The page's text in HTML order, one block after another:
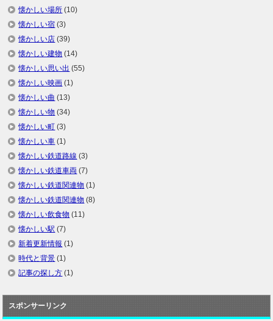
懐かしい場所 (10)
懐かしい宿 (3)
懐かしい店 (39)
懐かしい建物 (14)
懐かしい思い出 (55)
懐かしい映画 (1)
懐かしい曲 (13)
懐かしい物 (34)
懐かしい町 (3)
懐かしい車 (1)
懐かしい鉄道路線 (3)
懐かしい鉄道車両 (7)
懐かしい鉄道関連物 (1)
懐かしい鉄道関連物 (8)
懐かしい飲食物 (11)
懐かしい駅 (7)
新着更新情報 (1)
時代と背景 (1)
記事の探し方 (1)
スポンサーリンク